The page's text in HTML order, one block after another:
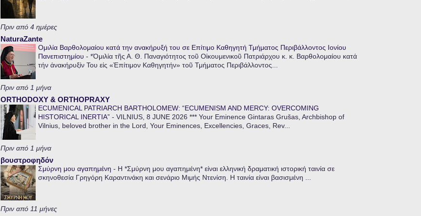
Πριν από 4 ημέρες
NaturaZante
Ομιλία Βαρθολομαίου κατά την ανακήρυξή του σε Επίτιμο Καθηγητή Τμήματος Περιβάλλοντος Ιονίου
Πανεπιστημίου - *Ὁμιλία τῆς Α. Θ. Παναγιότητος τοῦ Οἰκουμενικοῦ Πατριάρχου κ. κ. Βαρθολομαίου κατά
τήν ἀνακήρυξίν Του εἰς «Ἐπίτιμον Καθηγητήν» τοῦ Τμήματος Περιβάλλοντος...
Πριν από 1 μήνα
ORTHODOXY & ORTHOPRAXY
ECUMENICAL PATRIARCH BARTHOLOMEW: “ECUMENISM AND MERCY: OVERCOMING
HISTORICAL INERTIA” - VILNIUS, 8 JUNE 2026 *** Your Eminence Gintaras Grušas, Archbishop of
Vilnius, beloved brother in the Lord, Your Eminences, Excellencies, Graces, Rev...
Πριν από 1 μήνα
βουστροφηδόν
Σμύρνη μου αγαπημένη - Η *Σμύρνη μου αγαπημένη* είναι ελληνική δραματική ιστορική ταινία σε
σκηνοθεσία Γρηγόρη Καραντινάκη και σενάριο Μιμής Ντενίση. Η ταινία είναι βασισμένη ...
Πριν από 11 μήνες